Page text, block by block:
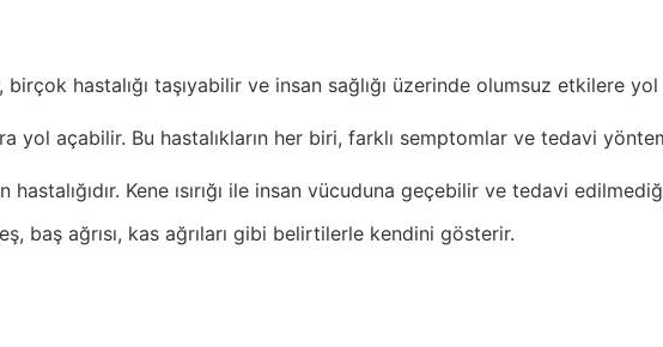
hastalığı taşıyabilir ve insan sağlığı üzerinde olumsuz etkilere
yol açabilir. Bu hastalıkların her biri, farklı semptomlar ve tedavi
Kene ısırığı ile insan vücuduna geçebilir ve tedavi
baş ağrısı, kas ağrıları gibi belirtilerle kendini gösterir.